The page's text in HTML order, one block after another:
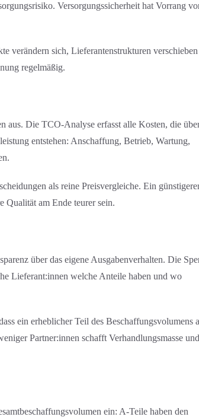
Versorgungssicherheit hat Vorrang
verändern sich, Lieferantenstrukturen verschieben
regelmäßig.
aus. Die TCO-Analyse erfasst alle Kosten, die
entstehen: Anschaffung, Betrieb, Wartung,
als reine Preisvergleiche. Ein
Qualität am Ende teurer sein.
über das eigene Ausgabenverhalten. Die
Lieferant:innen welche Anteile haben und wo
ein erheblicher Teil des Beschaffungs­volumens
Partner:innen schafft Verhandlungs­masse und
ein: A-Teile haben den